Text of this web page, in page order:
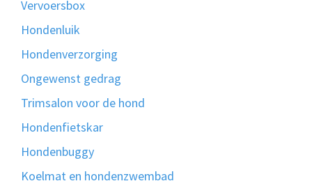
Vervoersbox
Hondenluik
Hondenverzorging
Ongewenst gedrag
Trimsalon voor de hond
Hondenfietskar
Hondenbuggy
Koelmat en hondenzwembad